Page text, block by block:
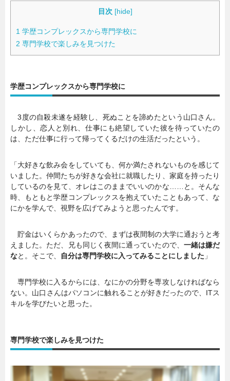
目次 [hide]
1 学歴コンプレックスから専門学校に
2 専門学校で楽しみを見つけた
学歴コンプレックスから専門学校に
3度の自殺未遂を経験し、死ぬことを諦めたという山口さん。
しかし、恋人と別れ、仕事にも絶望していた彼を待っていたの
は、ただ仕事に行って帰ってくるだけの生活だったという。
「大好きな飲み会をしていても、何か満たされないものを感じて
いました。仲間たちが好きな会社に就職したり、家庭を持ったり
しているのを見て、オレはこのままでいいのかな……と。そんな
時、もともと学歴コンプレックスを抱えていたこともあって、な
にかを学んで、視野を広げてみようと思ったんです。
貯金はいくらかあったので、まずは夜間制の大学に通おうと考
えました。ただ、兄も同じく夜間に通っていたので、 一緒は嫌だ
なと。そこで、 自分は専門学校に入ってみることにしました 」
専門学校に入るからには、なにかの分野を専攻しなければなら
ない。山口さんはパソコンに触れることが好きだったので、ITス
キルを学びたいと思った。
専門学校で楽しみを見つけた